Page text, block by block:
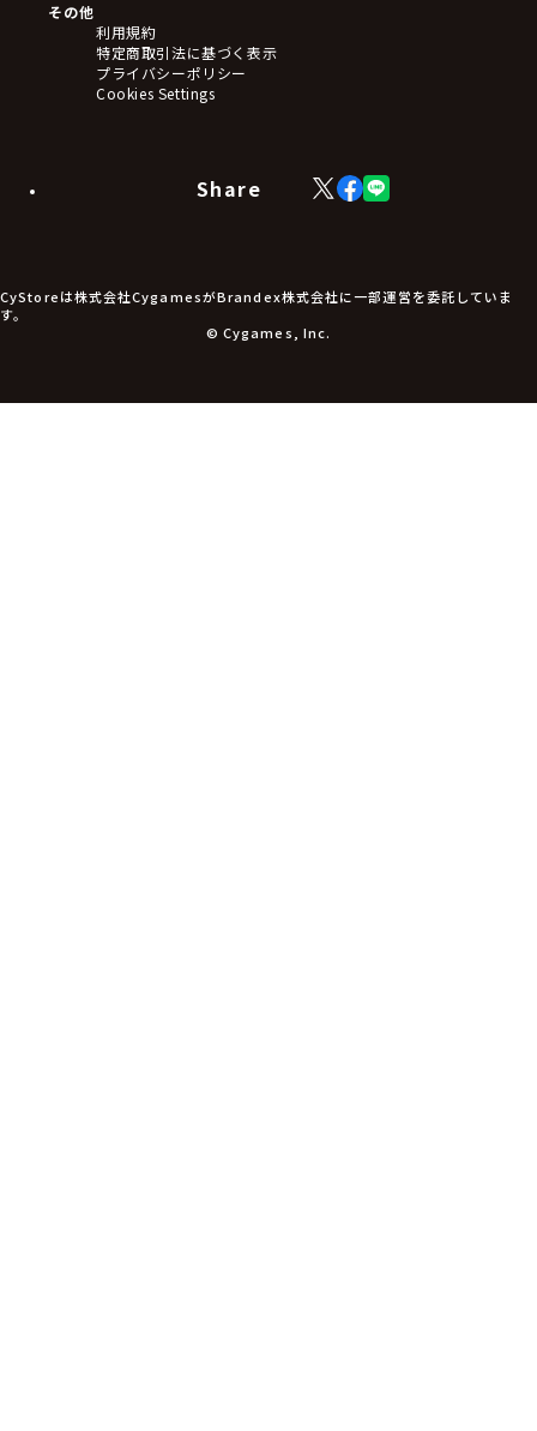
その他
利用規約
特定商取引法に基づく表示
プライバシーポリシー
Cookies Settings
Share
X
(Twitter)
Facebook
LINE
CyStoreは株式会社CygamesがBrandex株式会社に一部運営を委託していま
す。
© Cygames, Inc.